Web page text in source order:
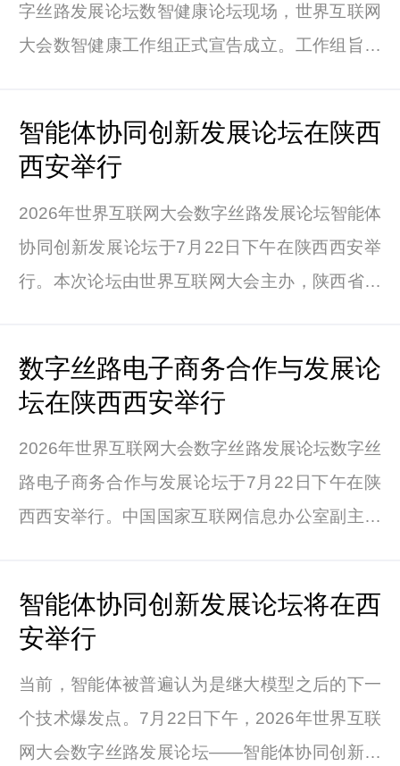
字丝路发展论坛数智健康论坛现场，世界互联网
大会数智健康工作组正式宣告成立。工作组旨在
国协作，为全球数智健康产业发展提供坚实支
撑。
智能体协同创新发展论坛在陕西
西安举行
2026年世界互联网大会数字丝路发展论坛智能体
协同创新发展论坛于7月22日下午在陕西西安举
行。本次论坛由世界互联网大会主办，陕西省工
等100余人参会。
数字丝路电子商务合作与发展论
坛在陕西西安举行
2026年世界互联网大会数字丝路发展论坛数字丝
路电子商务合作与发展论坛于7月22日下午在陕
西西安举行。中国国家互联网信息办公室副主任
肖赫纳扎尔、陕西省副省长戴彬彬出席论坛并致
辞。
智能体协同创新发展论坛将在西
安举行
当前，智能体被普遍认为是继大模型之后的下一
个技术爆发点。7月22日下午，2026年世界互联
网大会数字丝路发展论坛——智能体协同创新发